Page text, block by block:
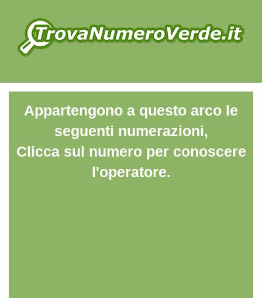
Appartengono a questo arco le
seguenti numerazioni,
Clicca sul numero per conoscere
l'operatore.